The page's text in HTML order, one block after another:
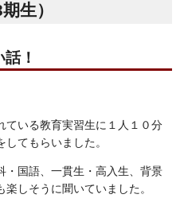
生）
！
ている教育実習生に１人１０分
てもらいました。
・国語、一貫生・高入生、背景
しそうに聞いていました。